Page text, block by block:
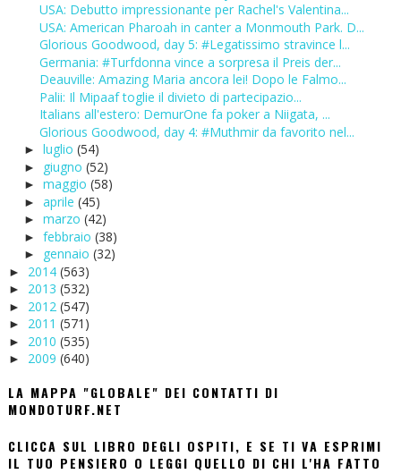
USA: Debutto impressionante per Rachel's Valentina...
USA: American Pharoah in canter a Monmouth Park. D...
Glorious Goodwood, day 5: #Legatissimo stravince l...
Germania: #Turfdonna vince a sorpresa il Preis der...
Deauville: Amazing Maria ancora lei! Dopo le Falmo...
Palii: Il Mipaaf toglie il divieto di partecipazio...
Italians all'estero: DemurOne fa poker a Niigata, ...
Glorious Goodwood, day 4: #Muthmir da favorito nel...
► luglio (54)
► giugno (52)
► maggio (58)
► aprile (45)
► marzo (42)
► febbraio (38)
► gennaio (32)
► 2014 (563)
► 2013 (532)
► 2012 (547)
► 2011 (571)
► 2010 (535)
► 2009 (640)
LA MAPPA "GLOBALE" DEI CONTATTI DI
MONDOTURF.NET
CLICCA SUL LIBRO DEGLI OSPITI, E SE TI VA ESPRIMI
IL TUO PENSIERO O LEGGI QUELLO DI CHI L'HA FATTO